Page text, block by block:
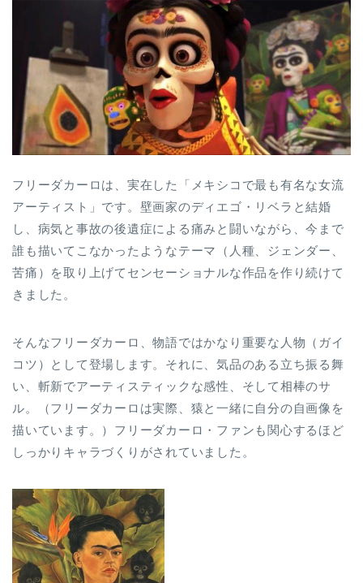
フリーダカーロは、実在した「メキシコで最も有名な女流
アーティスト」です。壁画家のディエゴ・リベラと結婚
し、病気と事故の後遺症による痛みと闘いながら、今まで
誰も描いてこなかったようなテーマ（人種、ジェンダー、
苦痛）を取り上げてセンセーショナルな作品を作り続けて
きました。
そんなフリーダカーロ、物語ではかなり重要な人物（ガイ
コツ）として登場します。それに、気品のある立ち振る舞
い、斬新でアーティスティックな感性、そして相棒のサ
ル。（フリーダカーロは実際、猿と一緒に自分の自画像を
描いています。）フリーダカーロ・ファンも関心するほど
しっかりキャラづくりがされていました。